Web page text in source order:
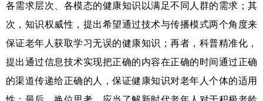
各需求层次、各模态的健康知识以满足不同人群的需求；其
次，知识权威性，提出希望通过技术与传播模式两个角度来
保证老年人获取学习无误的健康知识；再者，科普精准化，
提出通过信息技术实现把正确的内容在正确的时间通过正确
的渠道传递给正确的人，保证健康知识对老年人个体的适用